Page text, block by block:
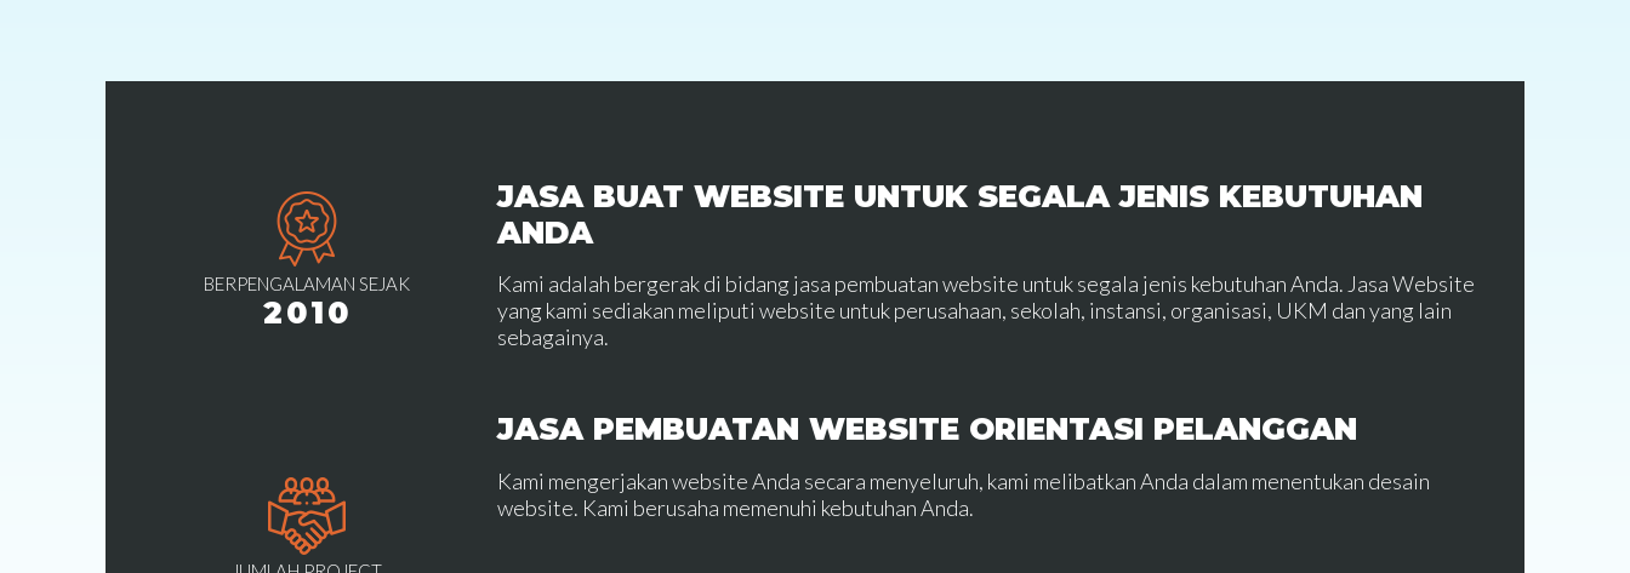
BERPENGALAMAN SEJAK
2010
JASA BUAT WEBSITE UNTUK SEGALA JENIS KEBUTUHAN
ANDA
Kami adalah bergerak di bidang jasa pembuatan website untuk segala jenis kebutuhan Anda. Jasa Website
yang kami sediakan meliputi website untuk perusahaan, sekolah, instansi, organisasi, UKM dan yang lain
sebagainya.
JASA PEMBUATAN WEBSITE ORIENTASI PELANGGAN
Kami mengerjakan website Anda secara menyeluruh, kami melibatkan Anda dalam menentukan desain
website. Kami berusaha memenuhi kebutuhan Anda.